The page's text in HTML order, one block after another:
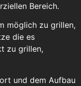
Bereich.
möglich zu grillen,
die es
zu grillen,
und dem Aufbau